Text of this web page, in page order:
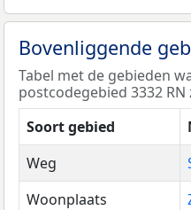
Bovenliggende
Tabel met de gebieden
postcodegebied 3332
Soort gebied
Weg
Woonplaats